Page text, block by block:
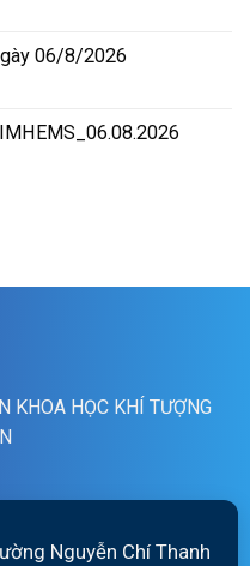
06/8/2026
KHOA HỌC KHÍ TƯỢNG
Nguyễn Chí Thanh